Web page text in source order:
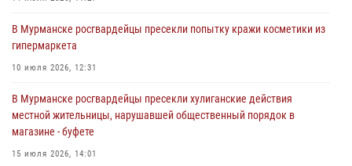
31 июля 2026, 08:48 3
Сотрудники Росгвардии задержали мужчину, не оплатившего счет в
30 июля 2026, 14:09
В Управлении Росгвардии по Мурманской области прошло пожарно-
тактическое занятие совместно с МЧС России
В Мурманске росгвардейцы пресекли попытку кражи косметики из
гипермаркета
10 июля 2026, 12:31
В Мурманске росгвардейцы пресекли хулиганские действия
местной жительницы, нарушавшей общественный порядок в
магазине - буфете
15 июля 2026, 14:01